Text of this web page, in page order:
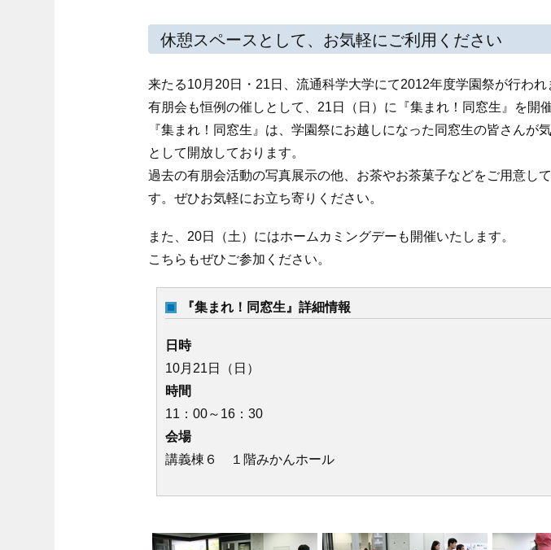
休憩スペースとして、お気軽にご利用ください
来たる10月20日・21日、流通科学大学にて2012年度学園祭が行われ
有朋会も恒例の催しとして、21日（日）に『集まれ！同窓生』を開
『集まれ！同窓生』は、学園祭にお越しになった同窓生の皆さんが
として開放しております。
過去の有朋会活動の写真展示の他、お茶やお茶菓子などをご用意し
す。ぜひお気軽にお立ち寄りください。
また、20日（土）にはホームカミングデーも開催いたします。
こちらもぜひご参加ください。
『集まれ！同窓生』詳細情報
日時
10月21日（日）
時間
11：00～16：30
会場
講義棟６ １階みかんホール